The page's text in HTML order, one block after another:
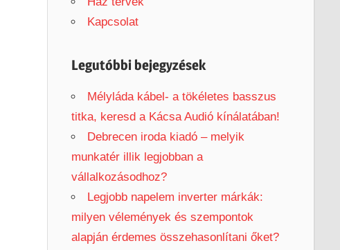
f
o
:
Kapcsolat
Legutóbbi bejegyzések
Mélyláda kábel- a tökéletes basszus
titka, keresd a Kácsa Audió kínálatában!
Debrecen iroda kiadó – melyik
munkatér illik legjobban a
vállalkozásodhoz?
Legjobb napelem inverter márkák:
milyen vélemények és szempontok
alapján érdemes összehasonlítani őket?